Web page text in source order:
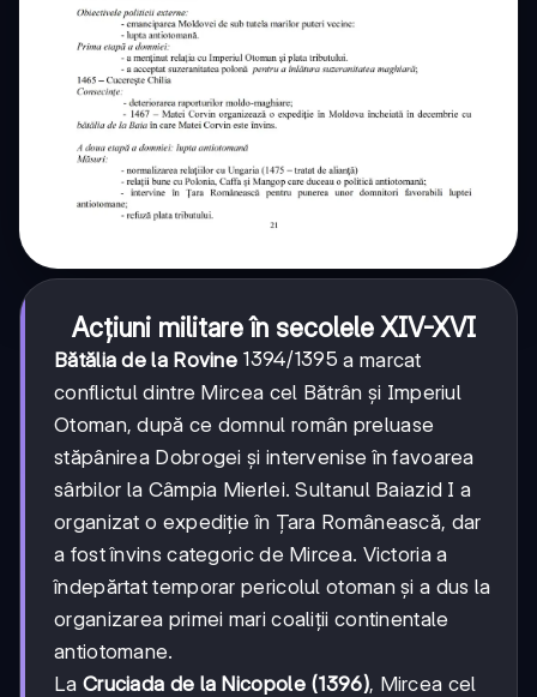
Acțiuni militare în secolele XIV-XVI
Bătălia de la Rovine 1394/1395
1394/1395 a marcat
conflictul dintre Mircea cel Bătrân și Imperiul
Otoman, după ce domnul român preluase
stăpânirea Dobrogei și intervenise în favoarea
sârbilor la Câmpia Mierlei. Sultanul Baiazid I a
organizat o expediție în Țara Românească, dar
a fost învins categoric de Mircea. Victoria a
îndepărtat temporar pericolul otoman și a dus la
organizarea primei mari coaliții continentale
antiotomane.
La Cruciada de la Nicopole (1396), Mircea cel